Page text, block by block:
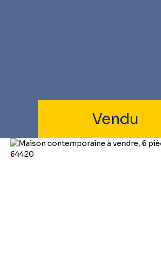
Vendu